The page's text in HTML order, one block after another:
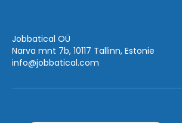
Jobbatical OÜ
Narva mnt 7b, 10117 Tallinn, Estonie
info@jobbatical.com